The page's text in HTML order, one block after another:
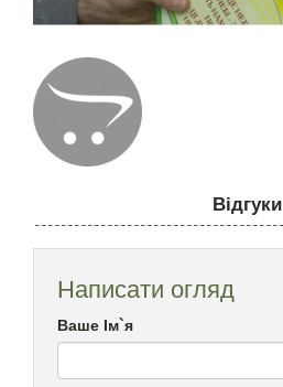
Відгуки
Написати огляд
Ваше Ім`я